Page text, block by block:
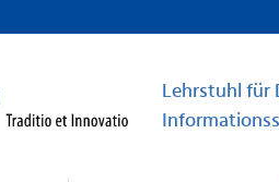
Lehrstuhl für